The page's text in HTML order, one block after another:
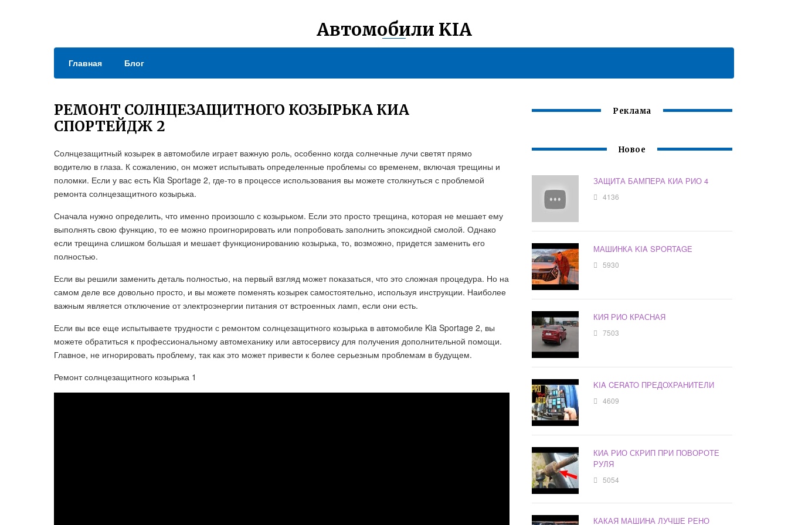
Автомобили KIA
Главная Блог
РЕМОНТ СОЛНЦЕЗАЩИТНОГО КОЗЫРЬКА КИА
СПОРТЕЙДЖ 2
Солнцезащитный козырек в автомобиле играет важную роль, особенно когда солнечные лучи светят прямо
водителю в глаза. К сожалению, он может испытывать определенные проблемы со временем, включая трещины и
поломки. Если у вас есть Kia Sportage 2, где-то в процессе использования вы можете столкнуться с проблемой
ремонта солнцезащитного козырька.
Сначала нужно определить, что именно произошло с козырьком. Если это просто трещина, которая не мешает ему
выполнять свою функцию, то ее можно проигнорировать или попробовать заполнить эпоксидной смолой. Однако
если трещина слишком большая и мешает функционированию козырька, то, возможно, придется заменить его
полностью.
Если вы решили заменить деталь полностью, на первый взгляд может показаться, что это сложная процедура. Но на
самом деле все довольно просто, и вы можете поменять козырек самостоятельно, используя инструкции. Наиболее
важным является отключение от электроэнергии питания от встроенных ламп, если они есть.
Если вы все еще испытываете трудности с ремонтом солнцезащитного козырька в автомобиле Kia Sportage 2, вы
можете обратиться к профессиональному автомеханику или автосервису для получения дополнительной помощи.
Главное, не игнорировать проблему, так как это может привести к более серьезным проблемам в будущем.
Ремонт солнцезащитного козырька 1
Реклама
Новое
ЗАЩИТА БАМПЕРА КИА РИО 4
4136
МАШИНКА KIA SPORTAGE
5930
КИЯ РИО КРАСНАЯ
7503
KIA CERATO ПРЕДОХРАНИТЕЛИ
4609
КИА РИО СКРИП ПРИ ПОВОРОТЕ
РУЛЯ
5054
КАКАЯ МАШИНА ЛУЧШЕ РЕНО